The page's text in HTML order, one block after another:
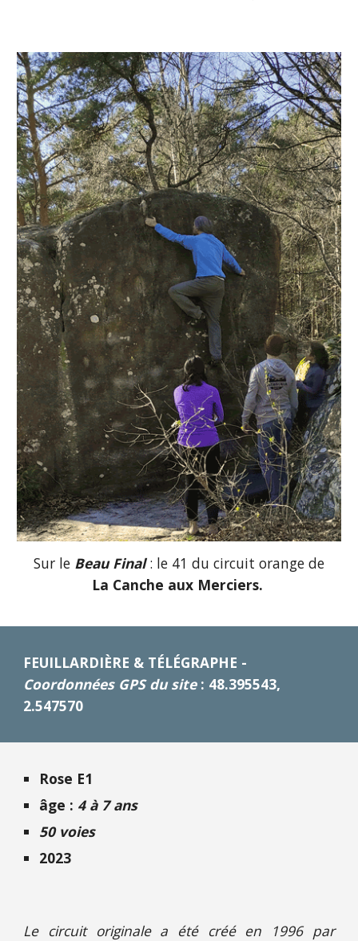
Sur le Beau Final: le 41 du circuit orange de
La Canche aux Merciers.
FEUILLARDIÈRE & TÉLÉGRAPHE -
Coordonnées GPS du site: 48.395543,
2.547570
Rose E1
âge : 4 à 7 ans
50 voies
2023
Le circuit originale a été créé en 1996 par